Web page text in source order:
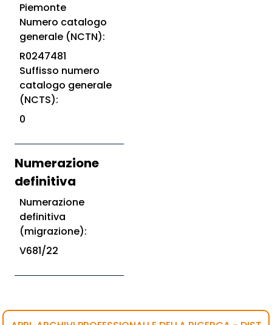
Piemonte
Numero catalogo
generale (NCTN):
R0247481
Suffisso numero
catalogo generale
(NCTS):
0
Numerazione
definitiva
Numerazione
definitiva
(migrazione):
V681/22